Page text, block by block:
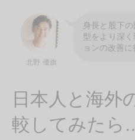
北野 優旗
身長と股下
型をより深
ョンの改善
日本人と海外
較してみたら